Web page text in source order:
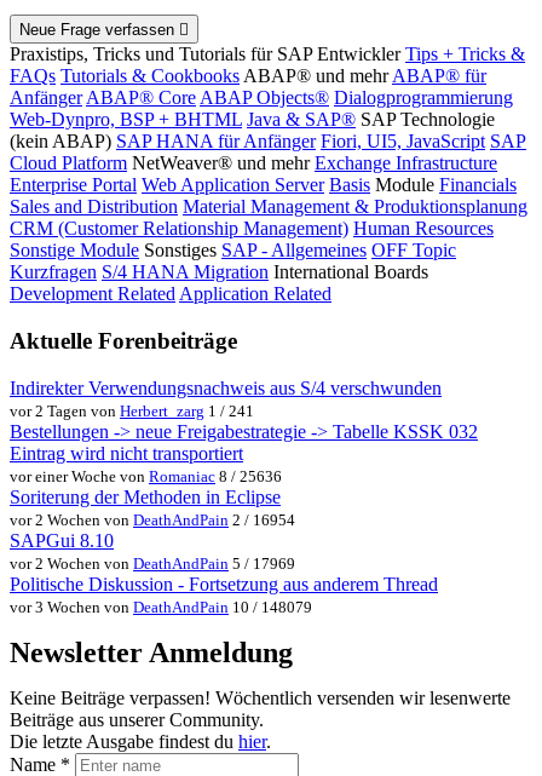
Neue Frage verfassen
Praxistips, Tricks und Tutorials für SAP Entwickler Tips + Tricks &
FAQs Tutorials & CookbooksABAP® und mehrABAP® für
AnfängerABAP® CoreABAP Objects® Dialogprogrammierung
Web-Dynpro, BSP + BHTML Java & SAP® SAP Technologie
(kein ABAP) SAP HANA für Anfänger Fiori, UI5, JavaScript SAP
Cloud Platform NetWeaver® und mehr Exchange Infrastructure
Enterprise Portal Web Application Server Basis Module Financials
Sales and Distribution Material Management & Produktionsplanung
CRM (Customer Relationship Management) Human Resources
Sonstige Module Sonstiges SAP - Allgemeines OFF Topic
Kurzfragen S/4 HANA Migration International Boards
Development RelatedApplication Related
Aktuelle Forenbeiträge
Indirekter Verwendungsnachweis aus S/4 verschwunden
vor 2 Tagen von Herbert_zarg 1 / 241
Bestellungen -> neue Freigabestrategie -> Tabelle KSSK 032
Eintrag wird nicht transportiert
vor einer Woche von Romaniac 8 / 25636
Soriterung der Methoden in Eclipse
vor 2 Wochen von DeathAndPain 2 / 16954
SAPGui 8.10
vor 2 Wochen von DeathAndPain 5 / 17969
Politische Diskussion - Fortsetzung aus anderem Thread
vor 3 Wochen von DeathAndPain 10 / 148079
Newsletter Anmeldung
Keine Beiträge verpassen! Wöchentlich versenden wir lesenwerte
Beiträge aus unserer Community.
Die letzte Ausgabe findest du hier.
Name *